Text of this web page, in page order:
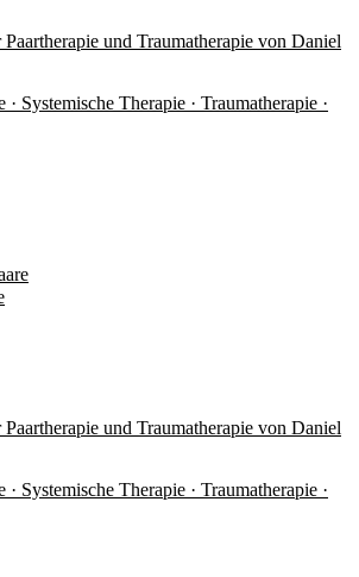
Systemische Therapie · Traumatherapie ·
Systemische Therapie · Traumatherapie ·